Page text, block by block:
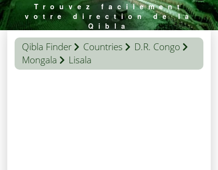
Trouvez facilement
votre direction de la
Qibla
Qibla Finder Countries
D.R. Congo
Mongala
Lisala